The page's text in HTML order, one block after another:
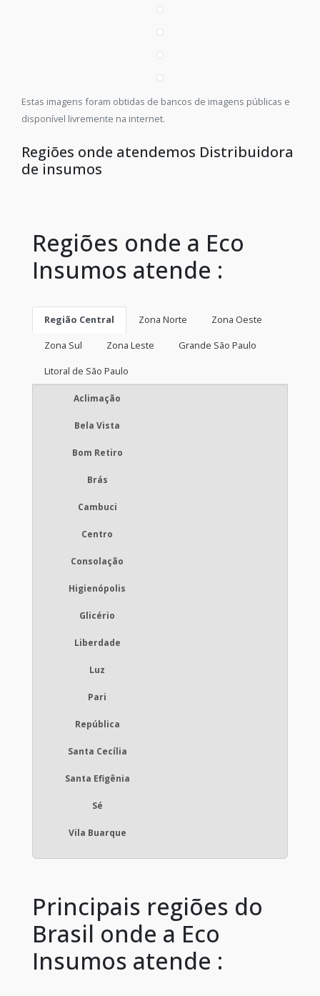
Estas imagens foram obtidas de bancos de imagens públicas e
disponível livremente na internet.
Regiões onde atendemos Distribuidora
de insumos
Regiões onde a Eco
Insumos atende :
Região Central Zona Norte
Zona Oeste
Zona Sul
Zona Leste
Grande São Paulo
Litoral de São Paulo
Aclimação
Bela Vista
Bom Retiro
Brás
Cambuci
Centro
Consolação
Higienópolis
Glicério
Liberdade
Luz
Pari
República
Santa Cecília
Santa Efigênia
Sé
Vila Buarque
Principais regiões do
Brasil onde a Eco
Insumos atende :